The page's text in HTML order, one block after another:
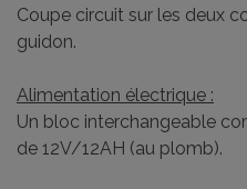
Coupe circuit sur les deux
guidon.
Alimentation électrique :
Un bloc interchangeable
de 12V/12AH (au plomb).